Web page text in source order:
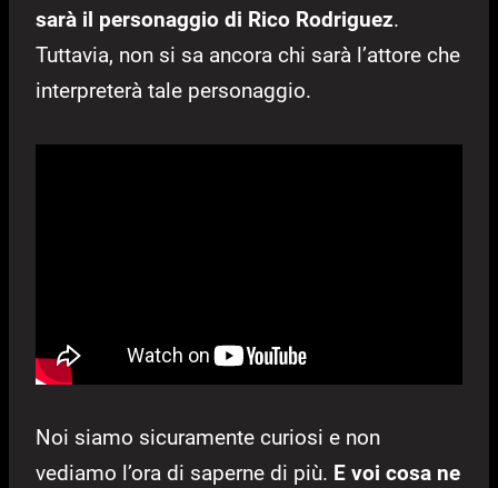
sarà il personaggio di Rico Rodriguez.
Tuttavia, non si sa ancora chi sarà l’attore che
interpreterà tale personaggio.
Noi siamo sicuramente curiosi e non
vediamo l’ora di saperne di più. E voi cosa ne